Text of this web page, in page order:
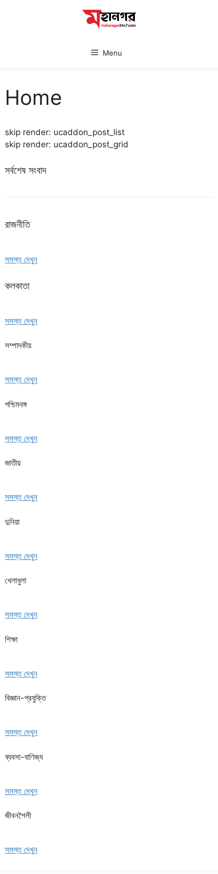
Menu
Home
skip render: ucaddon_post_list
skip render: ucaddon_post_grid
সর্বশেষ সংবাদ
রাজনীতি
সমস্ত দেখুন
কলকাতা
সমস্ত দেখুন
সম্পাদকীয়
সমস্ত দেখুন
পশ্চিমবঙ্গ
সমস্ত দেখুন
জাতীয়
সমস্ত দেখুন
দুনিয়া
সমস্ত দেখুন
খেলাধুলা
সমস্ত দেখুন
শিক্ষা
সমস্ত দেখুন
বিজ্ঞান-প্রযুক্তি
সমস্ত দেখুন
ব্যবসা-বাণিজ্য
সমস্ত দেখুন
জীবনশৈলী
সমস্ত দেখুন